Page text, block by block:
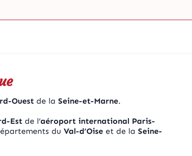
Ouest de la Seine-et-Marne.
Est de l’aéroport international Paris-
du Val-d’Oise et de la Seine-